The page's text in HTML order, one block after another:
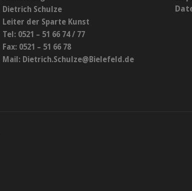
Dietrich Schulze
Leiter der Sparte Kunst
Tel: 0521 – 51 66 74 / 77
Fax: 0521 – 51 66 78
Mail: Dietrich.Schulze@Bielefeld.de